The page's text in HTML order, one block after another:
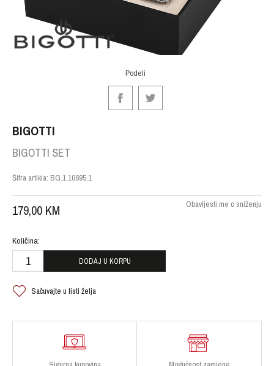
Podeli
BIGOTTI
BIGOTTI SET
Šifra artikla: BG.1.10695.1
179,00 KM Obavijesti me o sniženju
Količina:
DODAJ U KORPU
Sačuvajte u listi želja